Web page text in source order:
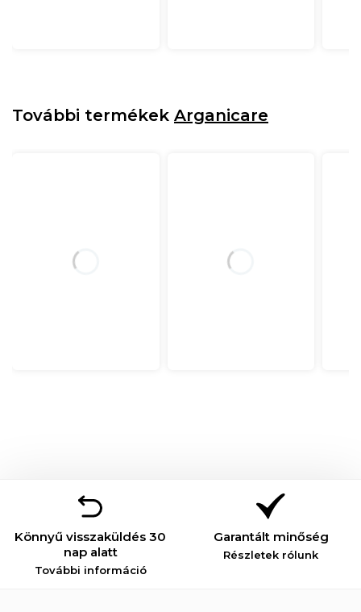
További termékek Arganicare
Könnyű visszaküldés 30
nap alatt
További információ
Garantált minőség
Részletek rólunk